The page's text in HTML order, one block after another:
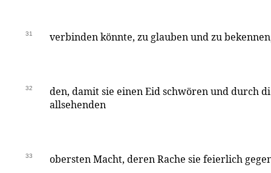
31 verbinden könnte, zu glauben und zu
32
den, damit sie einen Eid schwören und durch
allsehenden
33 obersten Macht, deren Rache sie feierlich